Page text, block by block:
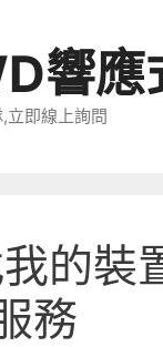
響應
立即線上詢問
的裝
務